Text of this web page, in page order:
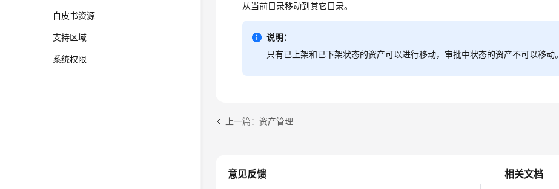
白皮书资源
支持区域
系统权限
从当前目录移动到其它目录。
说明：
只有已上架和已下架状态的资产可以进行移动，审批中状态的资产不可以移动。
上一篇：资产管理
相关文档
意见反馈